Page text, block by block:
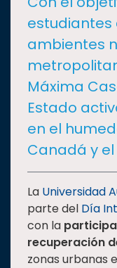
I+D+IEXPERTOS
SALUD
SUSTENTABILIDAD
Oferta
educativa
Estudiantes
estudiantes
ambientes
Máxima
Estado
en el
Canadá y el
La Universidad
parte del Día
con la
recuperación
zonas urbanas